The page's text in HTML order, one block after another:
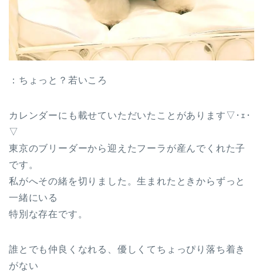
：ちょっと？若いころ
カレンダーにも載せていただいたことがあります▽･ｪ･
▽
東京のブリーダーから迎えたフーラが産んでくれた子
です。
私がへその緒を切りました。生まれたときからずっと
一緒にいる
特別な存在です。
誰とでも仲良くなれる、優しくてちょっぴり落ち着き
がない